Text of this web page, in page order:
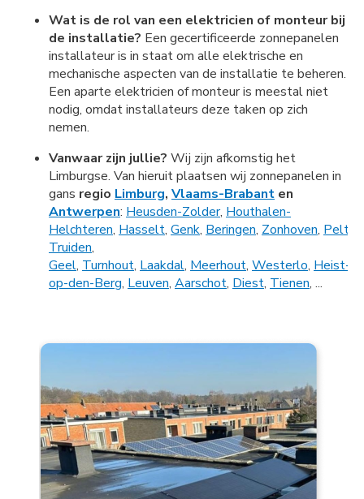
Wat is de rol van een elektricien of monteur bij
de installatie? Een gecertificeerde zonnepanelen
installateur is in staat om alle elektrische en
mechanische aspecten van de installatie te beheren.
Een aparte elektricien of monteur is meestal niet
nodig, omdat installateurs deze taken op zich
nemen.
Vanwaar zijn jullie? Wij zijn afkomstig het
Limburgse. Van hieruit plaatsen wij zonnepanelen in
gans regio Limburg, Vlaams-Brabant en
Antwerpen: Heusden-Zolder, Houthalen-
Helchteren, Hasselt, Genk, Beringen, Zonhoven, Pelt
Truiden,
Geel, Turnhout, Laakdal, Meerhout, Westerlo, Heist-
op-den-Berg, Leuven, Aarschot, Diest, Tienen, ...